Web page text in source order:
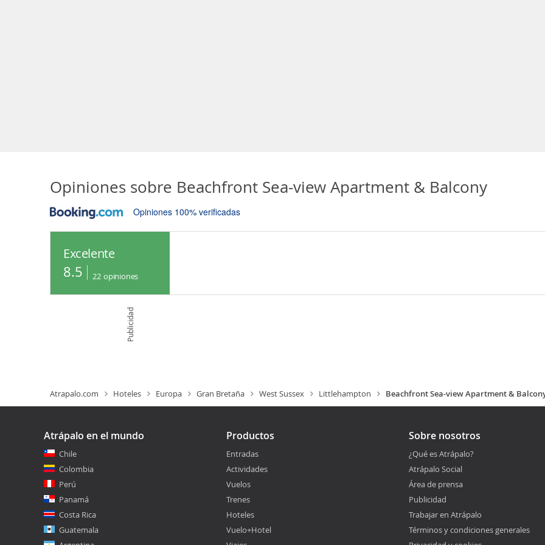
Opiniones sobre Beachfront Sea-view Apartment & Balcony
Opiniones 100% verificadas
Excelente
8.5 22 opiniones
Publicidad
Atrapalo.com Hoteles Europa Gran Bretaña West Sussex Littlehampton Beachfront Sea-view Apartment &
Atrápalo en el mundo
Chile
Colombia
Perú
Panamá
Costa Rica
Guatemala
Productos
Entradas
Actividades
Vuelos
Trenes
Hoteles
Vuelo+Hotel
Sobre nosotros
¿Qué es Atrápalo?
Atrápalo Social
Área de prensa
Publicidad
Trabajar en Atrápalo
Términos y condiciones generales